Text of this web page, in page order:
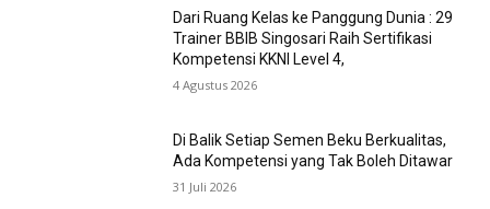
Dari Ruang Kelas ke Panggung Dunia : 29
Trainer BBIB Singosari Raih Sertifikasi
Kompetensi KKNI Level 4,
4 Agustus 2026
Di Balik Setiap Semen Beku Berkualitas,
Ada Kompetensi yang Tak Boleh Ditawar
31 Juli 2026